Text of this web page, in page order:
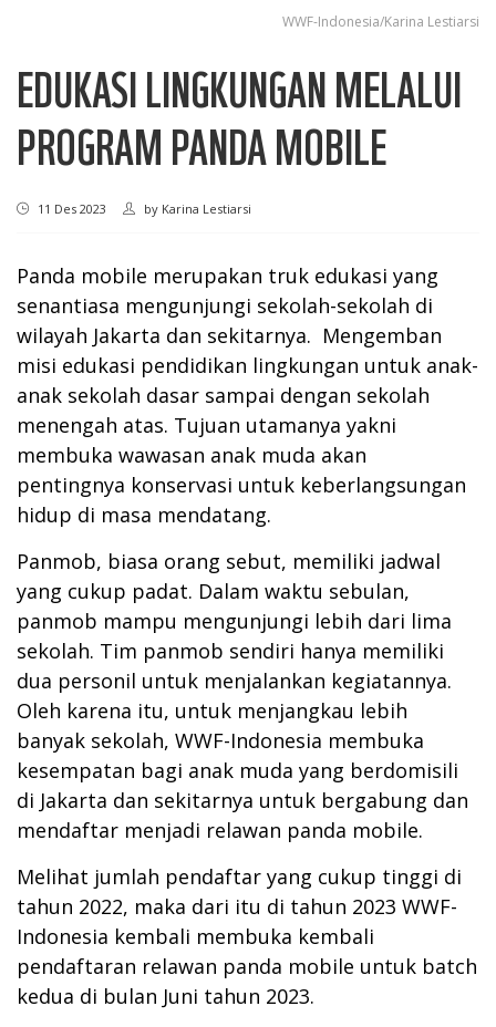
WWF-Indonesia/Karina Lestiarsi
EDUKASI LINGKUNGAN MELALUI
PROGRAM PANDA MOBILE
11 Des 2023 by Karina Lestiarsi
Panda mobile merupakan truk edukasi yang
senantiasa mengunjungi sekolah-sekolah di
wilayah Jakarta dan sekitarnya. Mengemban
misi edukasi pendidikan lingkungan untuk anak-
anak sekolah dasar sampai dengan sekolah
menengah atas. Tujuan utamanya yakni
membuka wawasan anak muda akan
pentingnya konservasi untuk keberlangsungan
hidup di masa mendatang.
Panmob, biasa orang sebut, memiliki jadwal
yang cukup padat. Dalam waktu sebulan,
panmob mampu mengunjungi lebih dari lima
sekolah. Tim panmob sendiri hanya memiliki
dua personil untuk menjalankan kegiatannya.
Oleh karena itu, untuk menjangkau lebih
banyak sekolah, WWF-Indonesia membuka
kesempatan bagi anak muda yang berdomisili
di Jakarta dan sekitarnya untuk bergabung dan
mendaftar menjadi relawan panda mobile.
Melihat jumlah pendaftar yang cukup tinggi di
tahun 2022, maka dari itu di tahun 2023 WWF-
Indonesia kembali membuka kembali
pendaftaran relawan panda mobile untuk batch
kedua di bulan Juni tahun 2023.